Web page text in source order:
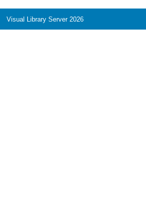
Visual Library Server 2026